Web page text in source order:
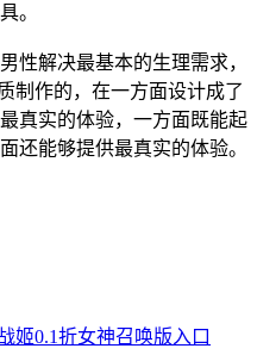
。
性解决最基本的生理需求，
制作的，在一方面设计成了
真实的体验，一方面既能起
还能够提供最真实的体验。